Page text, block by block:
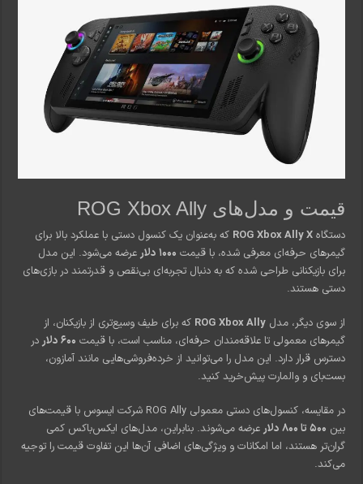
قیمت و مدل‌های ROG Xbox Ally
دستگاهROG Xbox Ally X که به‌عنوان یک کنسول دستی با عملکرد بالا برای
گیمرهای حرفه‌ای معرفی شده، با قیمت ۱۰۰۰ دلار
عرضه می‌شود. این مدل
برای بازیکنانی طراحی شده که به دنبال تجربه‌ای بی‌نقص و قدرتمند در بازی‌های
دستی هستند.
از سوی دیگر، مدلROG Xbox Ally که برای طیف وسیع‌تری از بازیکنان، از
گیمرهای معمولی تا علاقه‌مندان حرفه‌ای، مناسب است، با قیمت ۶۰۰ دلار
در
دسترس قرار دارد. این مدل را می‌توانید از خرده‌فروشی‌هایی مانند آمازون،
بست‌بای و والمارت پیش‌خرید کنید.
در مقایسه، کنسول‌های دستی معمولی ROG Ally شرکت ایسوس با قیمت‌های
بین ۵۰۰ تا ۸۰۰ دلار
عرضه می‌شوند. بنابراین، مدل‌های ایکس‌باکس کمی
گران‌تر هستند، اما امکانات و ویژگی‌های اضافی آن‌ها این تفاوت قیمت را توجیه
می‌کند.